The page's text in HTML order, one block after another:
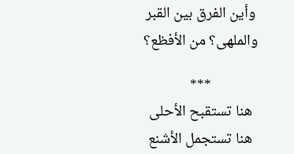
وأين الفرق بين القبر
والملهى؟ من الأفظع؟
***
هنا تستقبح الأحلى
هنا تستجمل الأشنع